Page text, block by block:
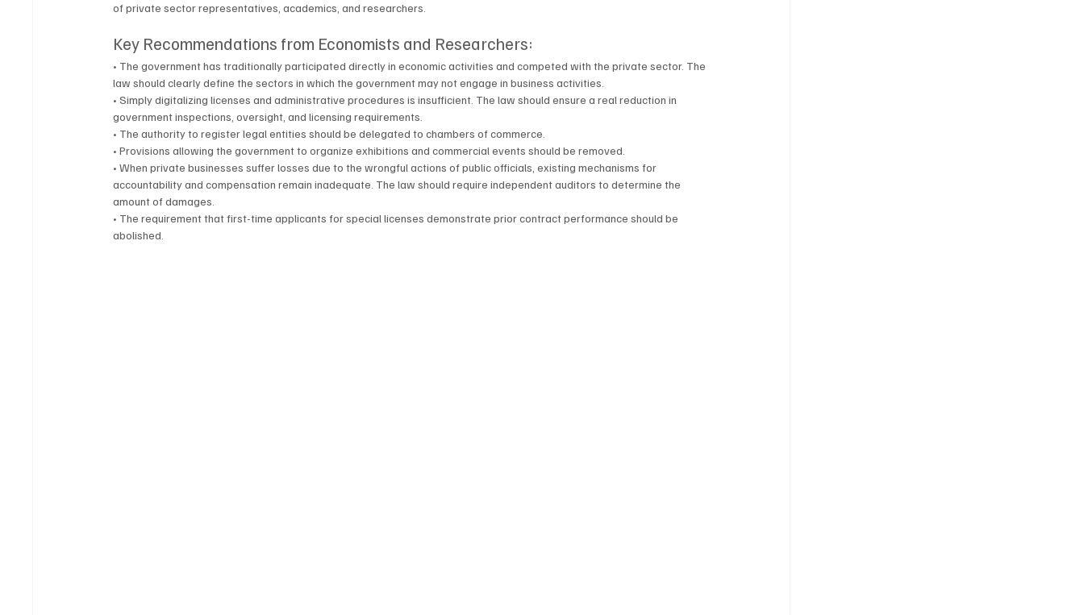
of private sector representatives, academics, and researchers.
Key Recommendations from Economists and Researchers:
• The government has traditionally participated directly in economic activities and competed with the private sector. The
law should clearly define the sectors in which the government may not engage in business activities.
• Simply digitalizing licenses and administrative procedures is insufficient. The law should ensure a real reduction in
government inspections, oversight, and licensing requirements.
• The authority to register legal entities should be delegated to chambers of commerce.
• Provisions allowing the government to organize exhibitions and commercial events should be removed.
• When private businesses suffer losses due to the wrongful actions of public officials, existing mechanisms for
accountability and compensation remain inadequate. The law should require independent auditors to determine the
amount of damages.
• The requirement that first-time applicants for special licenses demonstrate prior contract performance should be
abolished.